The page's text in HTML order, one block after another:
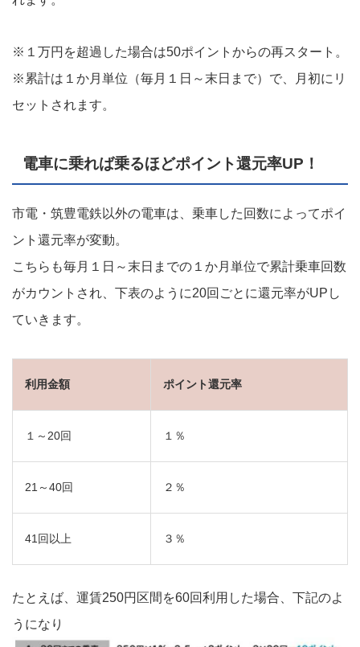
※１万円を超過した場合は50ポイントからの再スタート。
※累計は１か月単位（毎月１日～末日まで）で、月初にリ
セットされます。
電車に乗れば乗るほどポイント還元率UP！
市電・筑豊電鉄以外の電車は、乗車した回数によってポイ
ント還元率が変動。
こちらも毎月１日～末日までの１か月単位で累計乗車回数
がカウントされ、下表のように20回ごとに還元率がUPし
ていきます。
利用金額 ポイント還元率
１～20回 １％
21～40回 ２％
41回以上 ３％
たとえば、運賃250円区間を60回利用した場合、下記のよ
うになり